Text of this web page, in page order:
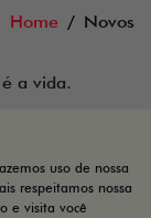
Home Novos
a vida.
uso de nossa
respeitamos nossa
e visita você